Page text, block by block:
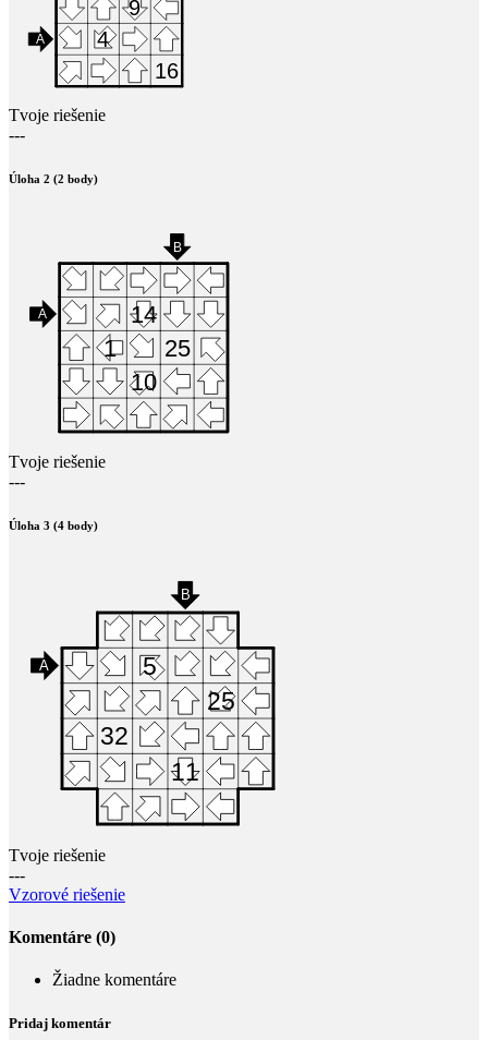
Tvoje riešenie
---
Úloha 2 (2 body)
Tvoje riešenie
---
Úloha 3 (4 body)
Tvoje riešenie
---
Vzorové riešenie
Komentáre (0)
Žiadne komentáre
Pridaj komentár